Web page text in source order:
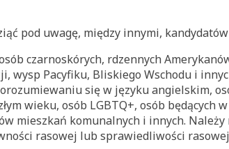
pod uwagę, między innymi,
czarnoskórych, rdzennych
wysp Pacyfiku, Bliskiego Wschodu i
się w języku angielskim,
wieku, osób LGBTQ+, osób będących
mieszkań komunalnych i innych.
rasowej lub sprawiedliwości